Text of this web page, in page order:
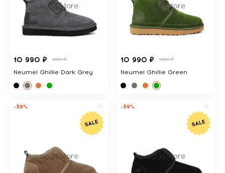
10 990 ₽ 16890 ₽
Neumel Ghillie Dark Grey
10 990 ₽ 16890 ₽
Neumel Ghillie Green
-39% -39%